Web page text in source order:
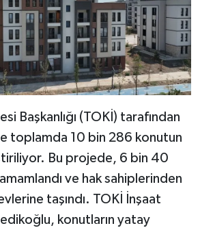
Başkanlığı (TOKİ) tarafından
toplamda 10 bin 286 konutun
Bu projede, 6 bin 40
ve hak sahiplerinden
taşındı. TOKİ İnşaat
konutların yatay